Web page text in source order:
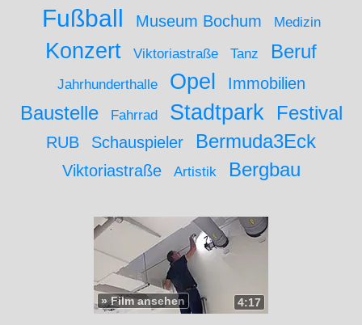
Fußball Museum Bochum Medizin
Konzert Viktoriastraße Tanz Beruf
Jahrhunderthalle Opel Immobilien
Baustelle Fahrrad Stadtpark Festival
RUB Schauspieler Bermuda3Eck
Viktoriastraße Artistik Bergbau
4:17
»Film ansehen